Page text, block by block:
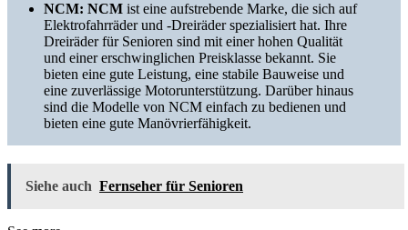
NCM: NCM ist eine aufstrebende Marke, die sich auf
Elektrofahrräder und -Dreiräder spezialisiert hat. Ihre
Dreiräder für Senioren sind mit einer hohen Qualität
und einer erschwinglichen Preisklasse bekannt. Sie
bieten eine gute Leistung, eine stabile Bauweise und
eine zuverlässige Motorunterstützung. Darüber hinaus
sind die Modelle von NCM einfach zu bedienen und
bieten eine gute Manövrierfähigkeit.
Siehe auch Fernseher für Senioren